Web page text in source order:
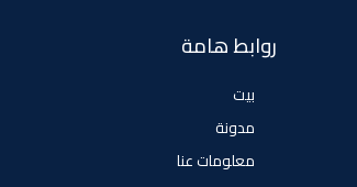
روابط هامة
بيت
مدونة
معلومات عنا